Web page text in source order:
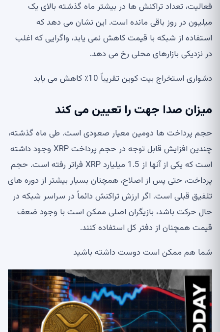
فعالیت، تعداد تراکنش ها در بیشتر ماه گذشته بالای یک
میلیون در روز باقی مانده است. این نشان می دهد که
استفاده از شبکه با قیمت کاهش نمی یابد، واگرایی که اغلب
در نزدیکی بازارهای محلی رخ می دهد.
دشواری استخراج بیت کوین تقریباً 10٪ کاهش می یابد
میزان صدا جهت را تعیین می کند
حجم پرداخت ها دومین معیار صعودی است. طی ماه گذشته،
چندین افزایش قابل توجه در حجم پرداخت XRP وجود داشته
است که یکی از آنها از 1.5 میلیارد XRP فراتر رفته است. حجم
پرداخت، حتی پس از اصلاح، همچنان بسیار بیشتر از دوره های
تلفیق قبلی است. اگر ارزش تراکنش دائماً در سراسر شبکه در
حال حرکت باشد، بازیگران اصلی ممکن است با وجود ضعف
قیمت همچنان از دفتر کل استفاده کنند.
شما هم ممکن است دوست داشته باشید